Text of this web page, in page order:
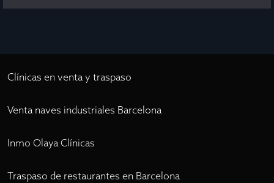
Clínicas en venta y traspaso
Venta naves industriales Barcelona
Inmo Olaya Clínicas
Traspaso de restaurantes en Barcelona